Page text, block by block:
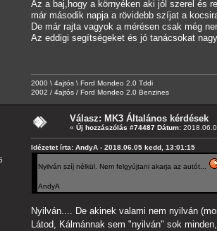
Az a baj,hogy a környéken aki jól szerel és
már második napja a rövidebb szíjat a
De már rajta vagyok a mérésen csak még
Az eddigi segítségeket és jó tanácsokat
2000 \ 4ajtós \ Ford Mondeo 2.0 Tddi
2002 / 4ajtós / Ford Mondeo 2.0 Benzines
Válasz: MK3 Általános kérdések
« Új hozzászólás #74487 Dátum:
Idézetet írta: AndyA - 2018.06.05 kedd, 13:01:15
Nyilván szíj nélkül. Nem felgyújtani akarja az autót...
AndyA
Nyilván.... De akinek valami nem nyilván
Látod, Kálmánnak sem "nyilván" sok